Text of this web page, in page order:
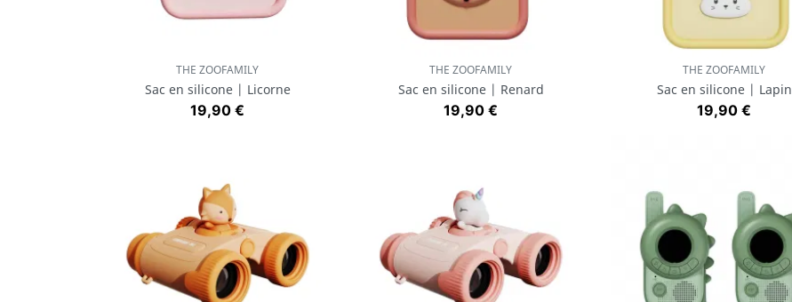
 Aperçu rapide
THE ZOOFAMILY
Sac en silicone | Licorne
Prix
19,90 €
 Aperçu rapide
THE ZOOFAMILY
Sac en silicone | Renard
Prix
19,90 €
 Aperçu rapide
THE ZOOFAMILY
Sac en silicone | Lapin
Prix
19,90 €